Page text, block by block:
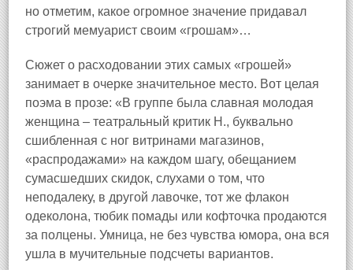
но отметим, какое огромное значение придавал
строгий мемуарист своим «грошам»…
Сюжет о расходовании этих самых «грошей»
занимает в очерке значительное место. Вот целая
поэма в прозе: «В группе была славная молодая
женщина – театральный критик H., буквально
сшибленная с ног витринами магазинов,
«распродажами» на каждом шагу, обещанием
сумасшедших скидок, слухами о том, что
неподалеку, в другой лавочке, тот же флакон
одеколона, тюбик помады или кофточка продаются
за полцены. Умница, не без чувства юмора, она вся
ушла в мучительные подсчеты вариантов.